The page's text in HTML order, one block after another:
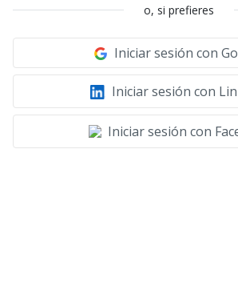
o, si prefieres
Iniciar sesión con
Iniciar sesión con
Iniciar sesión con